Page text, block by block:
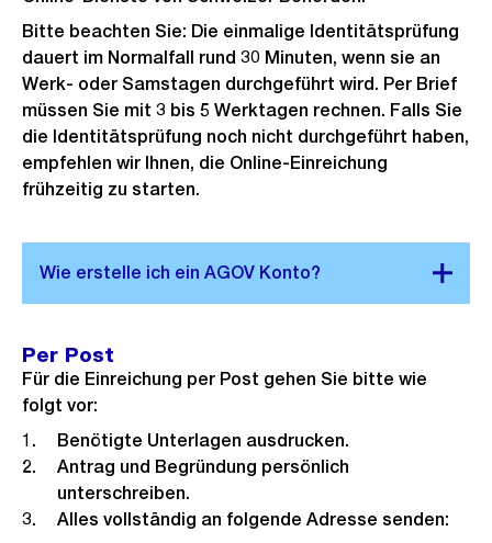
Bitte beachten Sie: Die einmalige Identitätsprüfung
dauert im Normalfall rund 30 Minuten, wenn sie an
Werk- oder Samstagen durchgeführt wird. Per Brief
müssen Sie mit 3 bis 5 Werktagen rechnen. Falls Sie
die Identitätsprüfung noch nicht durchgeführt haben,
empfehlen wir Ihnen, die Online-Einreichung
frühzeitig zu starten.
Per Post
Für die Einreichung per Post gehen Sie bitte wie
folgt vor:
Benötigte Unterlagen ausdrucken.
Antrag und Begründung persönlich
unterschreiben.
Alles vollständig an folgende Adresse senden: